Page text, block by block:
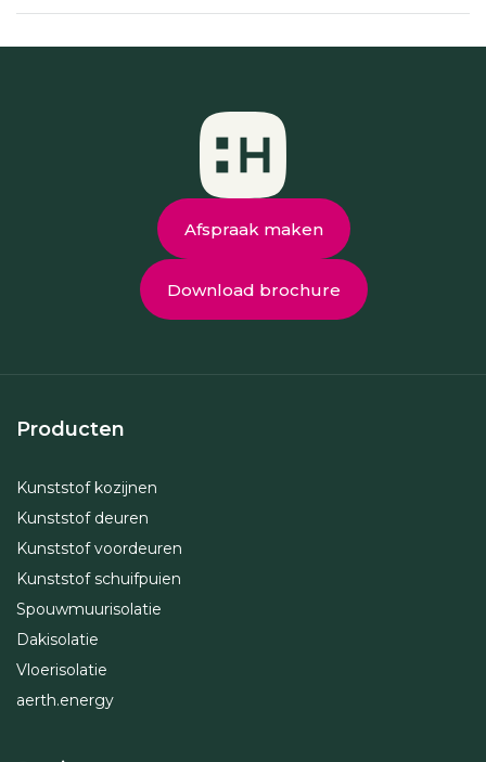
Afspraak maken
Download brochure
Producten
Kunststof kozijnen
Kunststof deuren
Kunststof voordeuren
Kunststof schuifpuien
Spouwmuurisolatie
Dakisolatie
Vloerisolatie
aerth.energy